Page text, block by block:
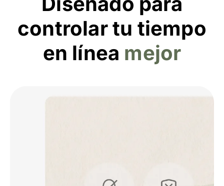
controlar tu tiempo
en línea mejor